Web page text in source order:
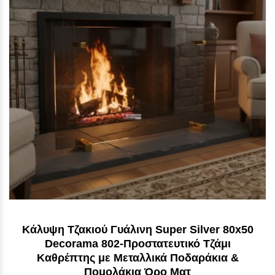
Κάλυψη Τζακιού Γυάλινη Super Silver 80x50
Decorama 802-Προστατευτικό Τζάμι
Καθρέπτης με Μεταλλικά Ποδαράκια &
Πομολάκια Όρο Ματ